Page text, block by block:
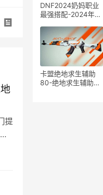
提
DNF2024奶妈职业
最强搭配-2024年最
与技能搭配推荐
卡盟绝地求生辅助
80-绝地求生辅助80